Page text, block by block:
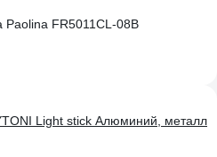
Paolina FR5011CL-08B